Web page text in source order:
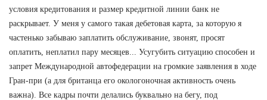
условия кредитования и размер кредитной линии банк не
раскрывает. У меня у самого такая дебетовая карта, за которую я
частенько забываю заплатить обслуживание, звонят, просят
оплатить, неплатил пару месяцев... Усугубить ситуацию способен и
запрет Международной автофедерации на громкие заявления в ходе
Гран-при (а для британца его окологоночная активность очень
важна). Все кадры почти делались буквально на бегу, под